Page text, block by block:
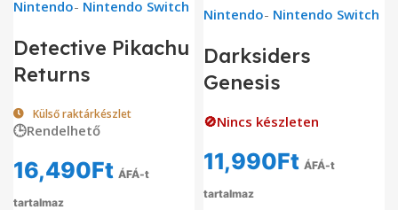
Nintendo- Nintendo Switch
Detective Pikachu
Returns
Külső raktárkészlet
🕒Rendelhető
16,490Ft ÁFÁ-t
tartalmaz
Nintendo- Nintendo Switch
Darksiders
Genesis
🚫Nincs készleten
11,990Ft ÁFÁ-t
tartalmaz